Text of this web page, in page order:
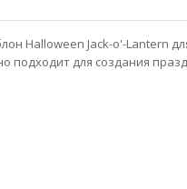
Halloween Jack-o'-Lantern
подходит для создания